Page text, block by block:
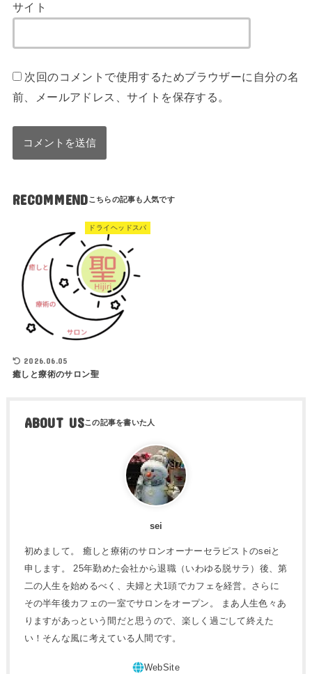
サイト
次回のコメントで使用するためブラウザーに自分の名
前、メールアドレス、サイトを保存する。
RECOMMEND
ドライヘッドスパ
2026.06.05
癒しと療術のサロン聖
ABOUT US
sei
初めまして。 癒しと療術のサロンオーナーセラピストのseiと
申します。 25年勤めた会社から退職（いわゆる脱サラ）後、第
二の人生を始めるべく、夫婦と犬1頭でカフェを経営。さらに
その半年後カフェの一室でサロンをオープン。 まあ人生色々あ
りますがあっという間だと思うので、楽しく過ごして終えた
い！そんな風に考えている人間です。